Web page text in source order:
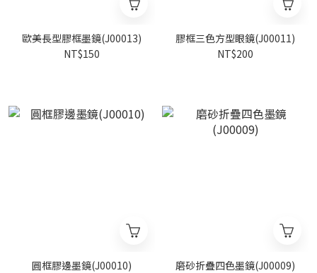
歐美長型膠框墨鏡(J00013)
NT$150
膠框三色方型眼鏡(J00011)
NT$200
圓框膠邊墨鏡(J00010)
磨砂折疊四色墨鏡(J00009)